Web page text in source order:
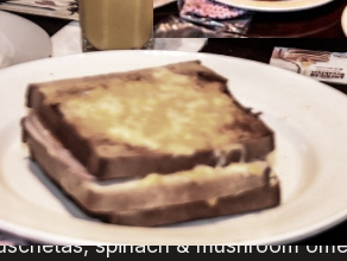
reúne pratos e bebidas típicos
caption]Neste domingo (28)
um legítimo café da manhã
(R$ 59), para duas pessoas
Breakfast inclui wafles, ham &
spinach & mushroom